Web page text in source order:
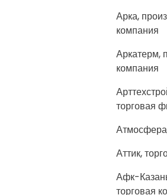
Арка,
компания
Аркатерм,
компания
торговая
Аттик,
Афк-
торговая